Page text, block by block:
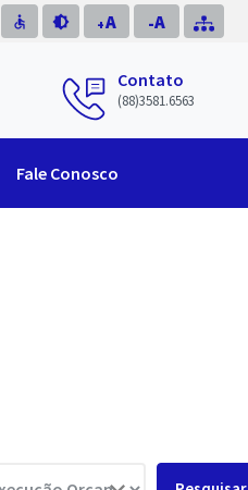
accessible brightness_medium A
+ A
-
Contato
(88)3581.6563
Fale Conosco